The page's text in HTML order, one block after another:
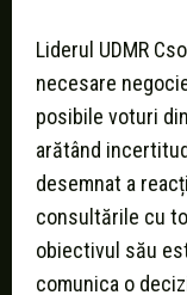
Liderul UDMR
necesare
posibile voturi
arătând
desemnat a
consultările cu
obiectivul său
comunica o